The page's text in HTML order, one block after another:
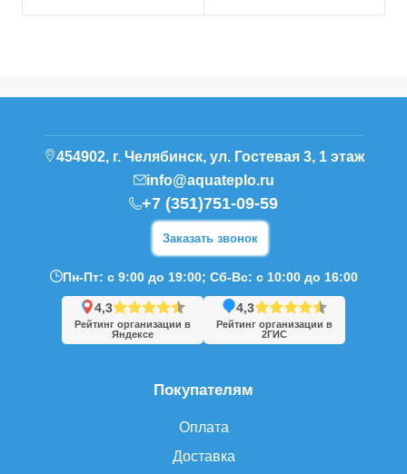
Покупателям
Оплата
Доставка
454902, г. Челябинск, ул. Гостевая 3, 1 этаж
info@aquateplo.ru
+7 (351)751-09-59
Заказать звонок
Пн-Пт: с 9:00 до 19:00; Сб-Вс: с 10:00 до 16:00
4,3
Рейтинг организации в
Яндексе
4,3
Рейтинг организации в
2ГИС